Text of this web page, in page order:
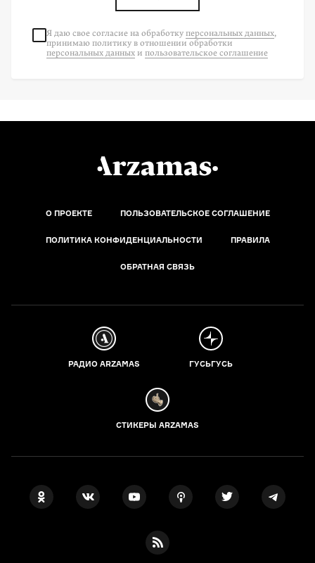
Я даю свое согласие на обработку персональных данных,
принимаю политику в отношении обработки
персональных данных и пользовательское соглашение
О ПРОЕКТЕ ПОЛЬЗОВАТЕЛЬСКОЕ СОГЛАШЕНИЕ
ПОЛИТИКА КОНФИДЕНЦИАЛЬНОСТИ ПРАВИЛА
ОБРАТНАЯ СВЯЗЬ
РАДИО ARZAMAS ГУСЬГУСЬ
СТИКЕРЫ ARZAMAS